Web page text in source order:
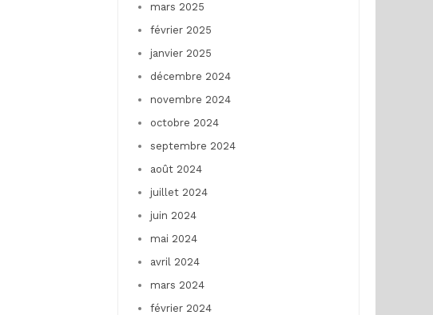
mars 2025
février 2025
janvier 2025
décembre 2024
novembre 2024
octobre 2024
septembre 2024
août 2024
juillet 2024
juin 2024
mai 2024
avril 2024
mars 2024
février 2024